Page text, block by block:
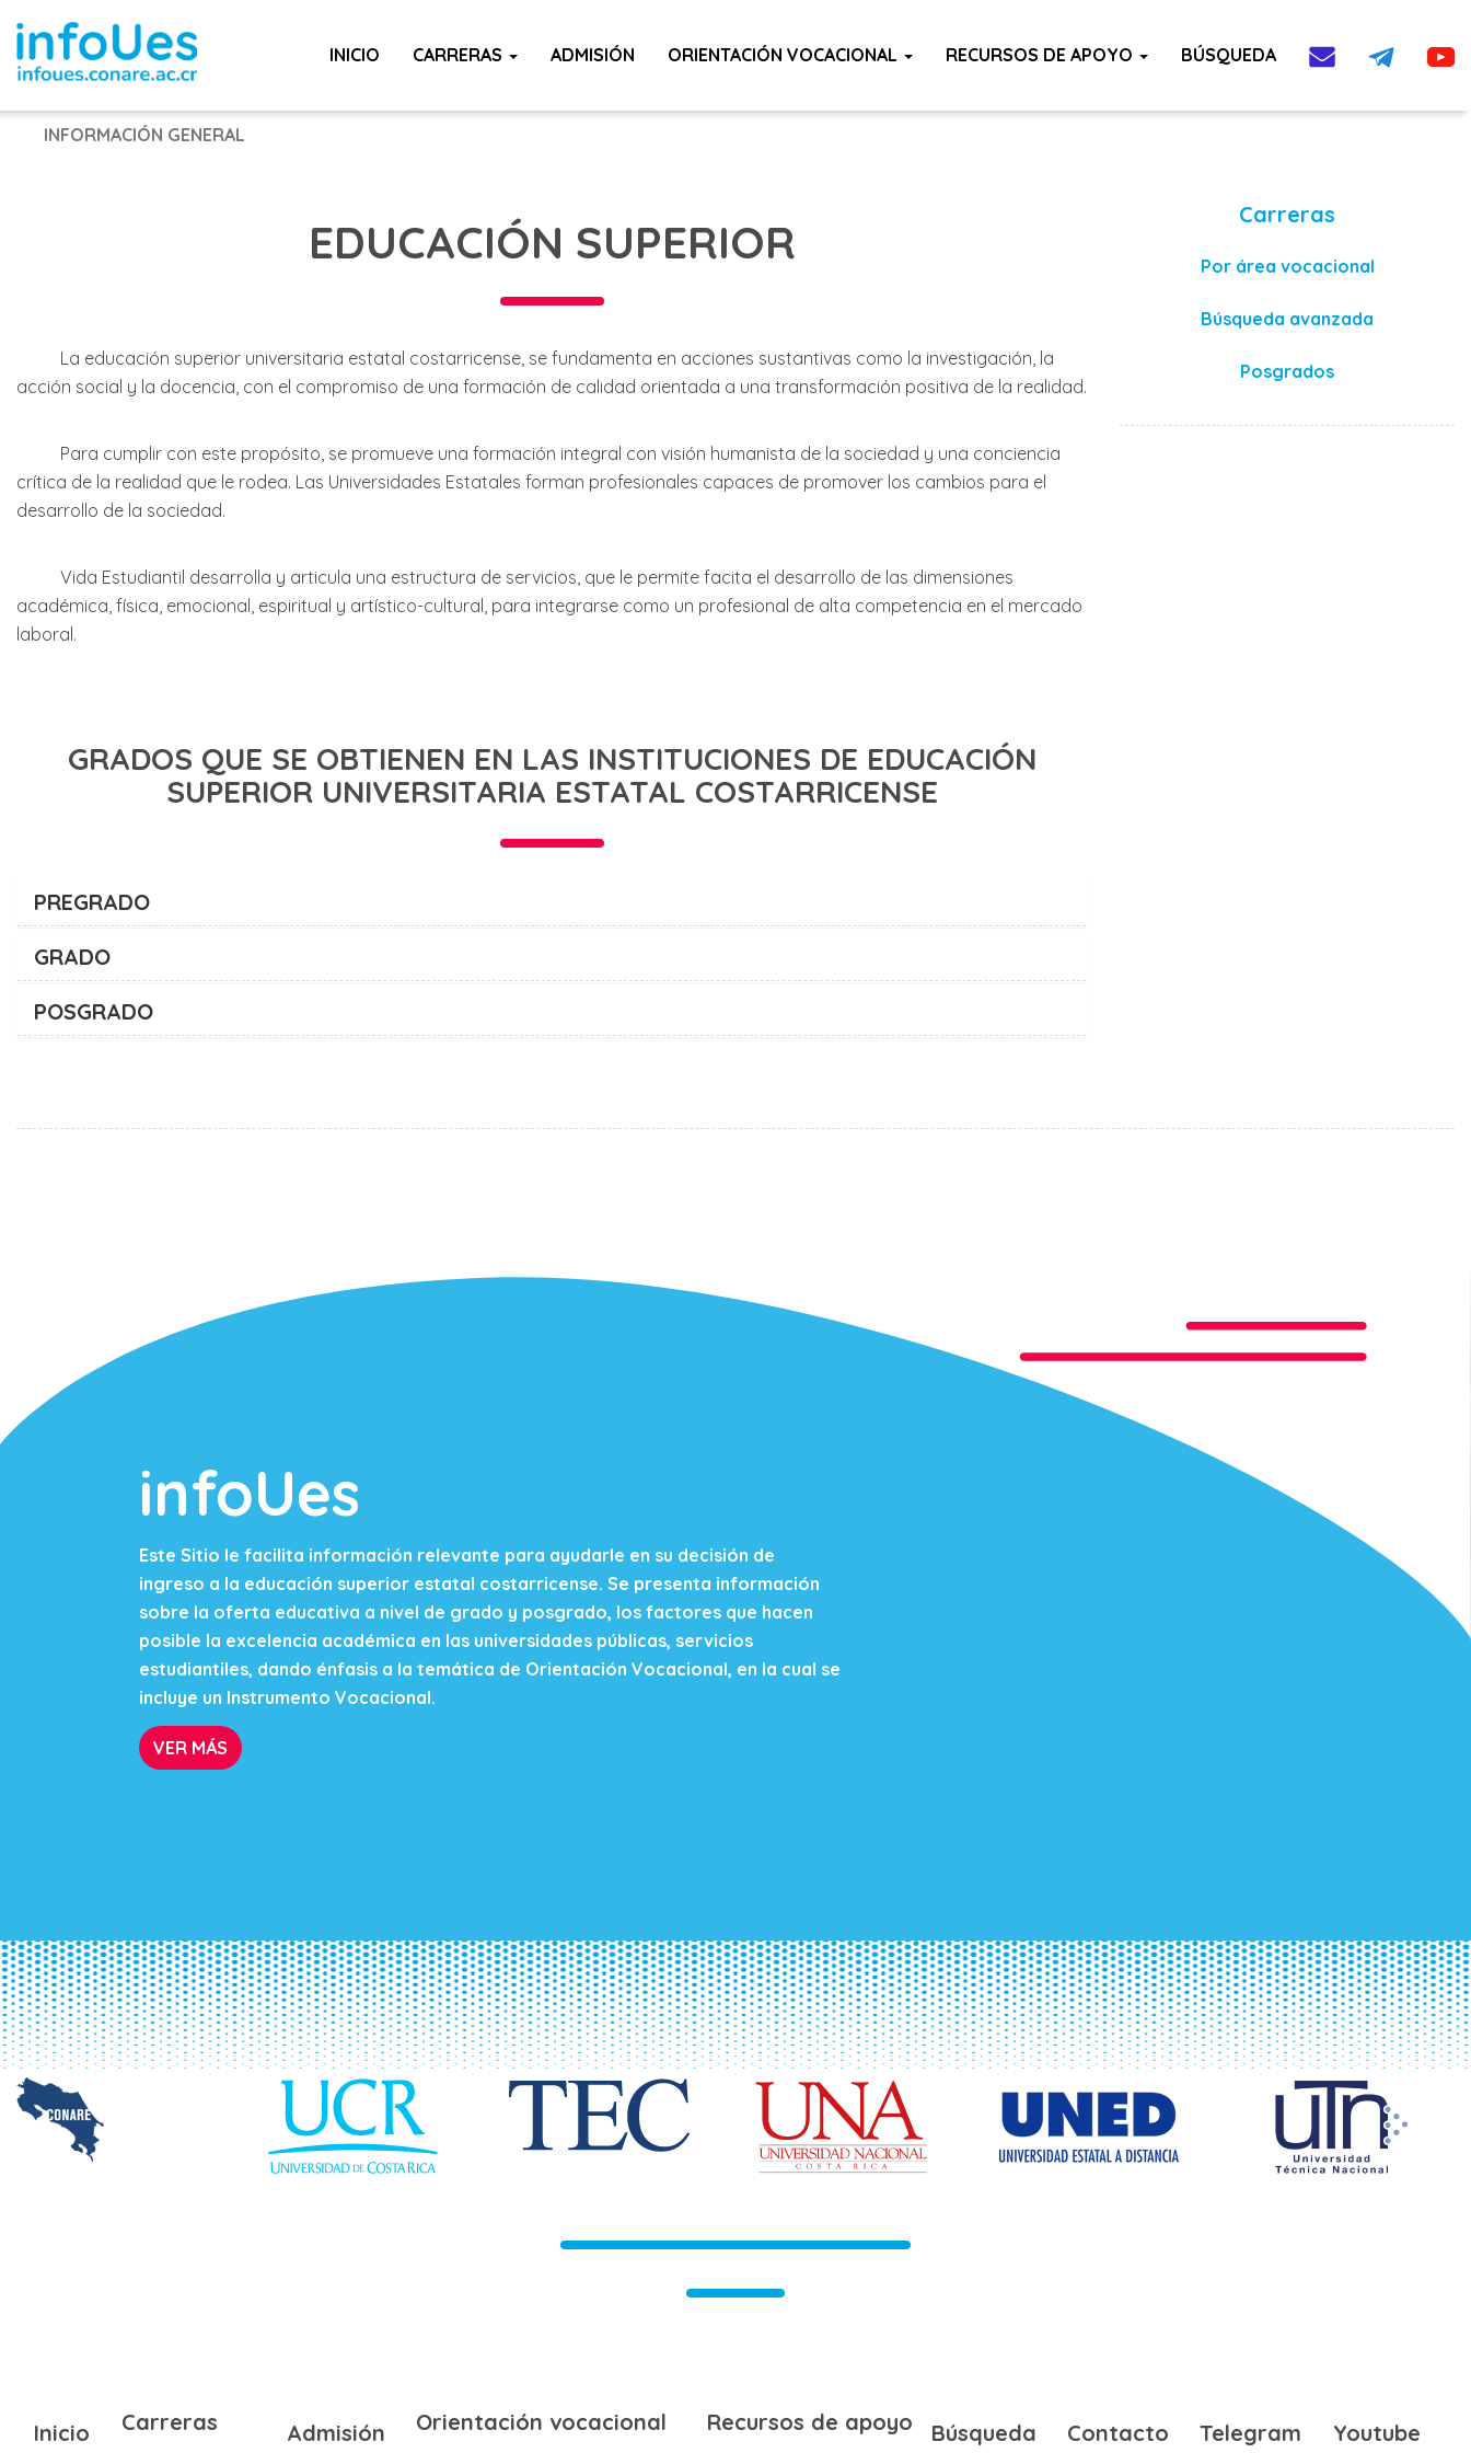
INICIO CARRERAS ADMISIÓN ORIENTACIÓN VOCACIONAL RECURSOS DE APOYO BÚSQUEDA
INFORMACIÓN GENERAL
EDUCACIÓN SUPERIOR
La educación superior universitaria estatal costarricense, se fundamenta en acciones sustantivas como la investigación, la
acción social y la docencia, con el compromiso de una formación de calidad orientada a una transformación positiva de la realidad.
Para cumplir con este propósito, se promueve una formación integral con visión humanista de la sociedad y una conciencia
crítica de la realidad que le rodea. Las Universidades Estatales forman profesionales capaces de promover los cambios para el
desarrollo de la sociedad.
Vida Estudiantil desarrolla y articula una estructura de servicios, que le permite facita el desarrollo de las dimensiones
académica, física, emocional, espiritual y artístico-cultural, para integrarse como un profesional de alta competencia en el mercado
laboral.
GRADOS QUE SE OBTIENEN EN LAS INSTITUCIONES DE EDUCACIÓN
SUPERIOR UNIVERSITARIA ESTATAL COSTARRICENSE
PREGRADO
GRADO
POSGRADO
Carreras
Por área vocacional
Búsqueda avanzada
Posgrados
infoUes
Este Sitio le facilita información relevante para ayudarle en su decisión de
ingreso a la educación superior estatal costarricense. Se presenta información
sobre la oferta educativa a nivel de grado y posgrado, los factores que hacen
posible la excelencia académica en las universidades públicas, servicios
estudiantiles, dando énfasis a la temática de Orientación Vocacional, en la cual se
incluye un Instrumento Vocacional.
VER MÁS
Inicio Carreras Admisión Orientación vocacional Recursos de apoyo Búsqueda Contacto Telegram Youtube